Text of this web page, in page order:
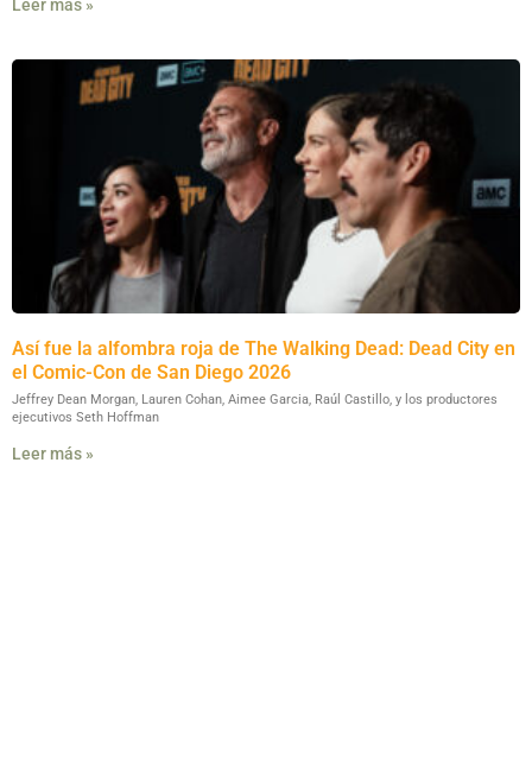
Leer más »
Así fue la alfombra roja de The Walking Dead: Dead City en
el Comic-Con de San Diego 2026
Jeffrey Dean Morgan, Lauren Cohan, Aimee Garcia, Raúl Castillo, y los productores
ejecutivos Seth Hoffman
Leer más »